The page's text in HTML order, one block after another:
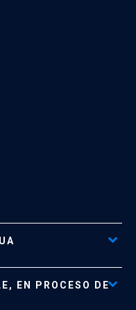
EN PROCESO DE